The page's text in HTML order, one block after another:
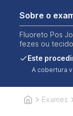
Sobre o
Fluoreto Pos
fezes ou
Este
A cobertura
Exames